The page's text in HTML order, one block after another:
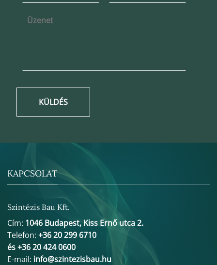
KÜLDÉS
KAPCSOLAT
Szintézis Bau Kft.
Cím: 1046 Budapest, Kiss Ernő utca 2.
Telefon: +36 20 299 6710
és +36 20 424 0600
E-mail: info@szintezisbau.hu